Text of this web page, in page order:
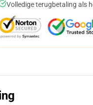
Volledige terugbetaling als